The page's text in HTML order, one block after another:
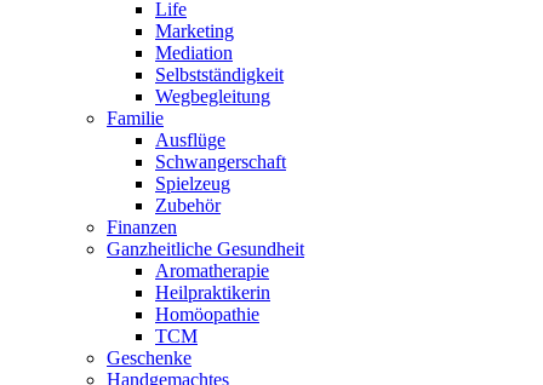
Life
Marketing
Mediation
Selbstständigkeit
Wegbegleitung
Familie
Ausflüge
Schwangerschaft
Spielzeug
Zubehör
Finanzen
Ganzheitliche Gesundheit
Aromatherapie
Heilpraktikerin
Homöopathie
TCM
Geschenke
Handgemachtes